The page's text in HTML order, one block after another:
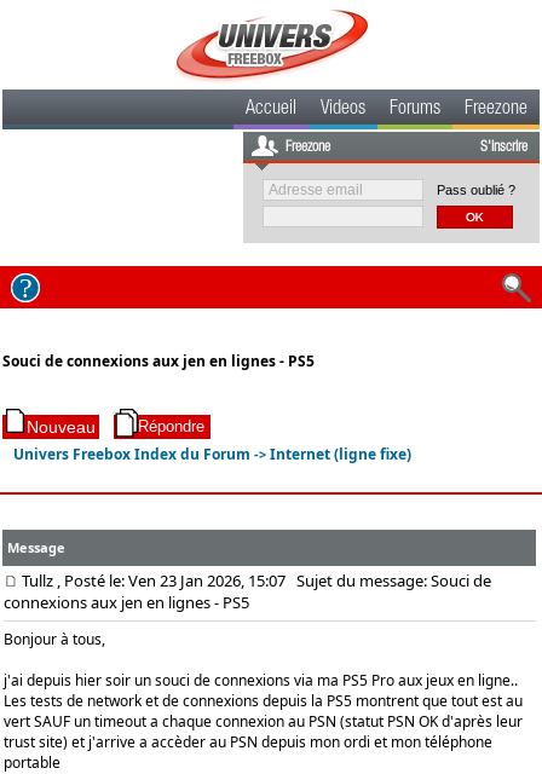
Accueil Videos Forums Freezone
Freezone S'inscrire
Pass oublié ?
Souci de connexions aux jen en lignes - PS5
Univers Freebox Index du Forum ->Internet (ligne fixe)
Message
Tullz , Posté le: Ven 23 Jan 2026, 15:07 Sujet du message: Souci de
connexions aux jen en lignes - PS5
Bonjour à tous,
j'ai depuis hier soir un souci de connexions via ma PS5 Pro aux jeux en ligne..
Les tests de network et de connexions depuis la PS5 montrent que tout est au
vert SAUF un timeout a chaque connexion au PSN (statut PSN OK d'après leur
trust site) et j'arrive a accèder au PSN depuis mon ordi et mon téléphone
portable